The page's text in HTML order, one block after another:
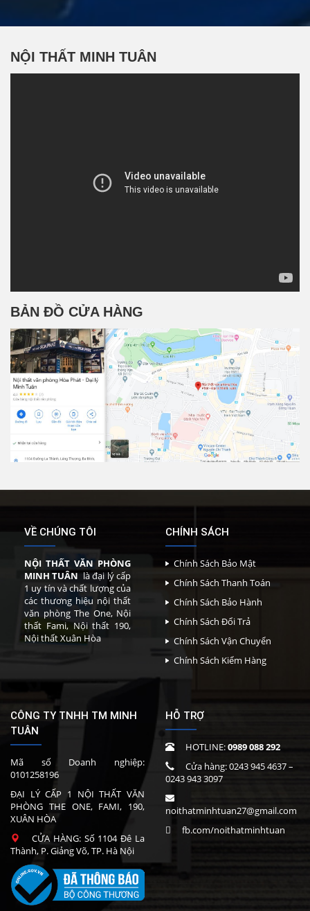
NỘI THẤT MINH TUÂN
BẢN ĐỒ CỬA HÀNG
VỀ CHÚNG TÔI
NỘI THẤT VĂN PHÒNG
MINH TUÂN là đại lý cấp
1 uy tín và chất lượng của
các thương hiệu nội thất
văn phòng The One, Nội
thất Fami, Nội thất 190,
Nội thất Xuân Hòa
CHÍNH SÁCH
Chính Sách Bảo Mật
Chính Sách Thanh Toán
Chính Sách Bảo Hành
Chính Sách Đổi Trả
Chính Sách Vận Chuyển
Chính Sách Kiểm Hàng
CÔNG TY TNHH TM MINH
TUÂN
Mã số Doanh nghiệp:
0101258196
ĐẠI LÝ CẤP 1 NỘI THẤT VĂN
PHÒNG THE ONE, FAMI, 190,
XUÂN HÒA
CỬA HÀNG: Số 1104 Đê La
Thành, P. Giảng Võ, TP. Hà Nội
HỖ TRỢ
HOTLINE:0989 088 292
Cửa hàng:0243 945 4637–
0243 943 3097
noithatminhtuan27@gmail.com
fb.com/noithatminhtuan